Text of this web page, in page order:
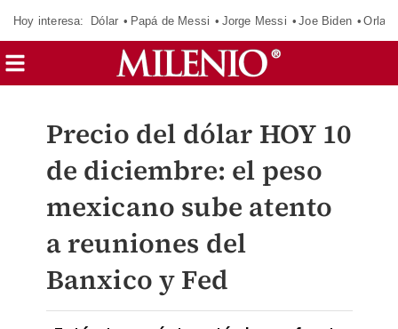
Hoy interesa: Dólar Papá de Messi Jorge Messi Joe Biden
Precio del dólar HOY 10
de diciembre: el peso
mexicano sube atento
a reuniones del
Banxico y Fed